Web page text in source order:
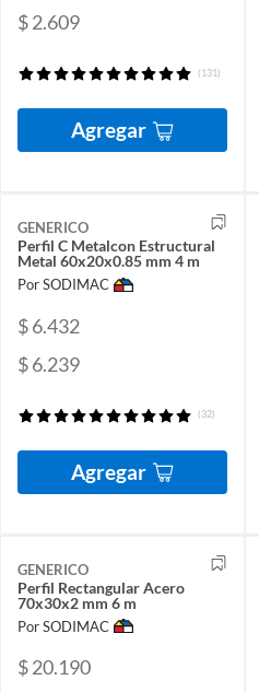
$ 2.609
(131)
Agregar
GENERICO
Perfil C Metalcon Estructural
Metal 60x20x0.85 mm 4 m
Por SODIMAC
$ 6.432
$ 6.239
(32)
Agregar
GENERICO
Perfil Rectangular Acero
70x30x2 mm 6 m
Por SODIMAC
$ 20.190